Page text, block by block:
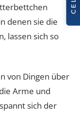
ersten Zeit die
Hilfe der Hüfte zu
in denen sie die
lassen sich so